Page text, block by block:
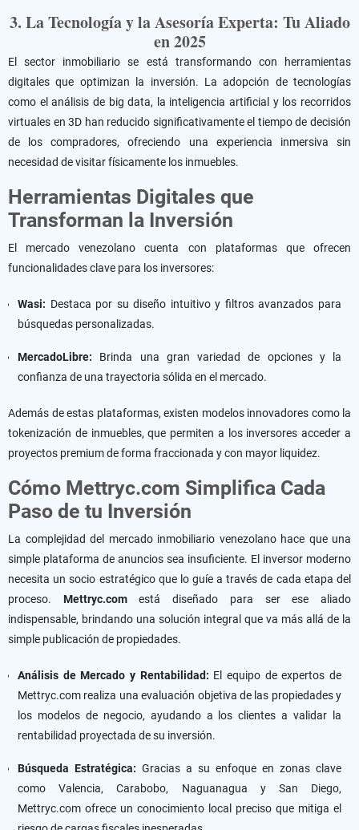
3. La Tecnología y la Asesoría Experta: Tu Aliado
en 2025
El sector inmobiliario se está transformando con herramientas
digitales que optimizan la inversión. La adopción de tecnologías
como el análisis de big data, la inteligencia artificial y los recorridos
virtuales en 3D han reducido significativamente el tiempo de decisión
de los compradores, ofreciendo una experiencia inmersiva sin
necesidad de visitar físicamente los inmuebles.
Herramientas Digitales que
Transforman la Inversión
El mercado venezolano cuenta con plataformas que ofrecen
funcionalidades clave para los inversores:
Wasi: Destaca por su diseño intuitivo y filtros avanzados para
búsquedas personalizadas.
MercadoLibre: Brinda una gran variedad de opciones y la
confianza de una trayectoria sólida en el mercado.
Además de estas plataformas, existen modelos innovadores como la
tokenización de inmuebles, que permiten a los inversores acceder a
proyectos premium de forma fraccionada y con mayor liquidez.
Cómo Mettryc.com Simplifica Cada
Paso de tu Inversión
La complejidad del mercado inmobiliario venezolano hace que una
simple plataforma de anuncios sea insuficiente. El inversor moderno
necesita un socio estratégico que lo guíe a través de cada etapa del
proceso. Mettryc.comestá diseñado para ser ese aliado
indispensable, brindando una solución integral que va más allá de la
simple publicación de propiedades.
Análisis de Mercado y Rentabilidad: El equipo de expertos de
Mettryc.com realiza una evaluación objetiva de las propiedades y
los modelos de negocio, ayudando a los clientes a validar la
rentabilidad proyectada de su inversión.
Búsqueda Estratégica: Gracias a su enfoque en zonas clave
como Valencia, Carabobo, Naguanagua y San Diego,
Mettryc.com ofrece un conocimiento local preciso que mitiga el